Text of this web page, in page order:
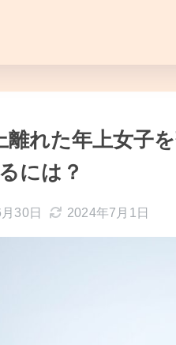
離れた年上女子
には？
30日 2024年7月1日